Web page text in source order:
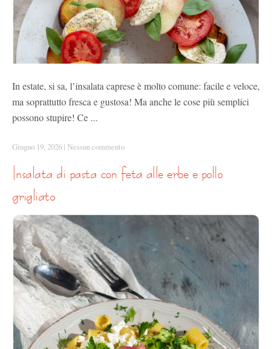
In estate, si sa, l’insalata caprese è molto comune: facile e veloce,
ma soprattutto fresca e gustosa! Ma anche le cose più semplici
possono stupire! Ce ...
Giugno 19, 2026 | Nessun commento
insalata di pasta con feta alle erbe e pollo
grigliato